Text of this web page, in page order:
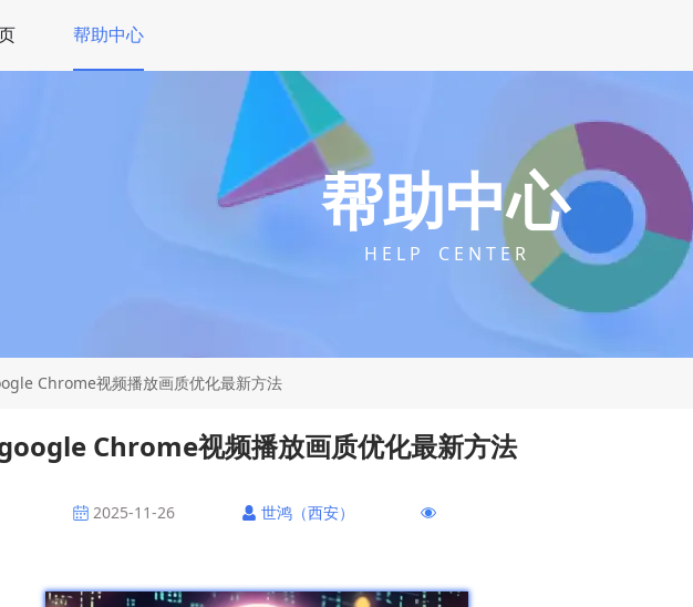
帮助中心
帮助中心
H E L P C E N T E R
Chrome视频播放画质优化最新方法
Chrome视频播放画质优化最新方法
2025-11-26 世鸿（西安）